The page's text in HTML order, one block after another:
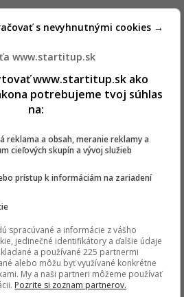
www.startitup.sk
www.startitup.sk ako
potrebujeme tvoj súhlas
na:
reklama a obsah, meranie reklamy a
cieľových skupín a vývoj služieb
prístup k informáciám na zariadení
spracúvané a informácie z vášho
jedinečné identifikátory a ďalšie údaje
a používané 225 partnermi
alebo môžu byť využívané konkrétne
My a naši partneri môžeme používať
Pozrite si zoznam partnerov.
s nevyhnutnými cookies →